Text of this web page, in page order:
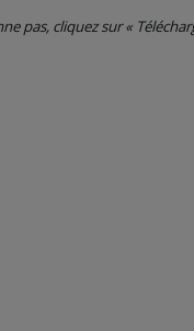
pas, cliquez sur «